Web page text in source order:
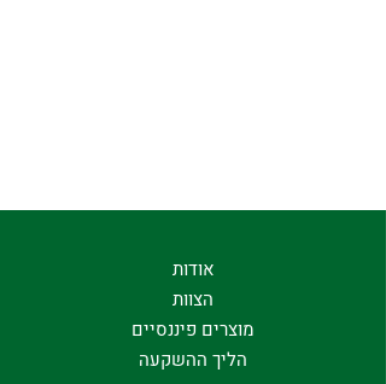
אודות
הצוות
מוצרים פיננסיים
הליך ההשקעה